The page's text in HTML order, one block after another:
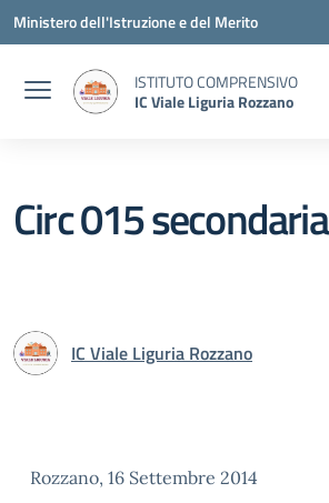
Vai ai contenuti
Vai al menu di navigazione
Vai al footer
Ministero dell'Istruzione e del Merito
ISTITUTO COMPRENSIVO
IC Viale Liguria Rozzano
Circ 015 secondaria
IC Viale Liguria Rozzano
Rozzano, 16 Settembre 2014